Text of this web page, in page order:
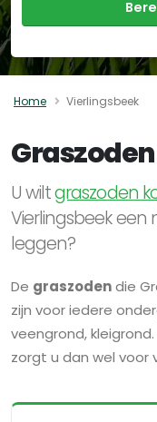
Home Vierlingsbeek
Graszoden
U wiltgraszoden
Vierlingsbeek
leggen?
De graszodendie
zijn voor iedere
veengrond,
zorgt u dan wel voor